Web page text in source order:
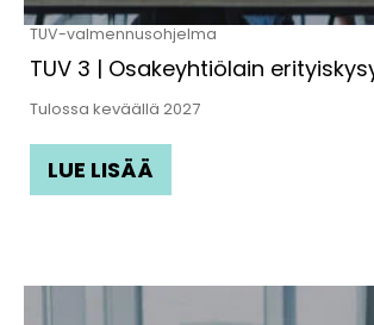
TUV-valmennusohjelma
TUV 3 | Osakeyhtiölain
Tulossa keväällä 2027
LUE LISÄÄ